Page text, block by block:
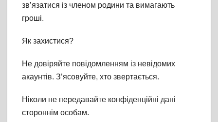
зв’язатися із членом родини та вимагають
гроші.
Як захистися?
Не довіряйте повідомленням із невідомих
акаунтів. З’ясовуйте, хто звертається.
Ніколи не передавайте конфіденційні дані
стороннім особам.